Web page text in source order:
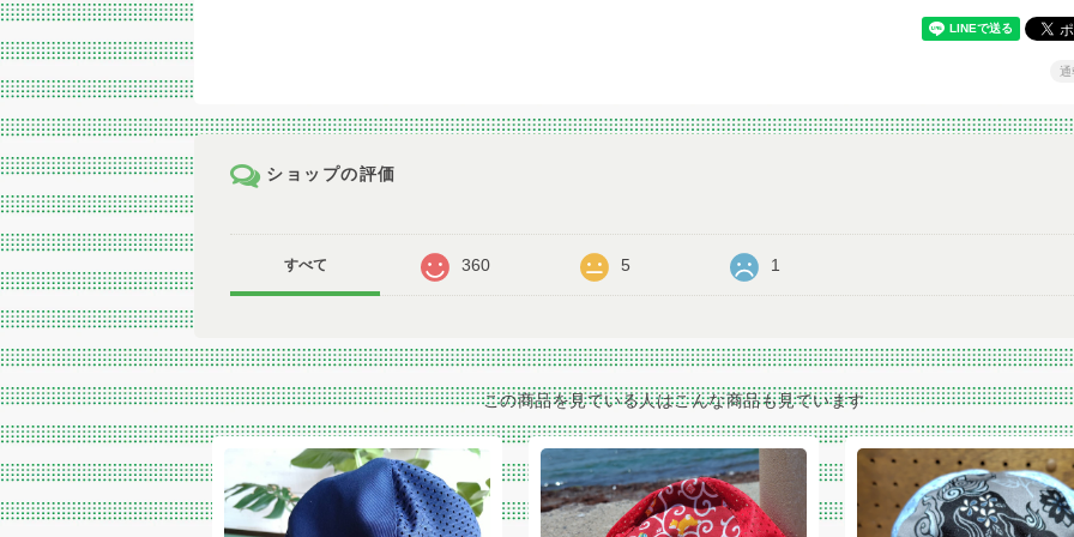
通
ショップの評価
すべて 360 5 1
この商品を見ている人はこんな商品も見ています